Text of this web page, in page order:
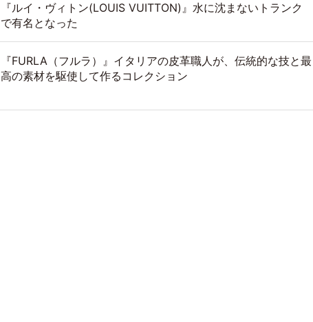
『ルイ・ヴィトン(LOUIS VUITTON)』水に沈まないトランク
で有名となった
『FURLA（フルラ）』イタリアの皮革職人が、伝統的な技と最
高の素材を駆使して作るコレクション